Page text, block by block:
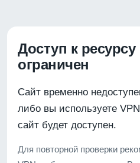
Доступ к
ограничен
Сайт временно
либо вы используете
сайт будет доступен.
Для повторной проверки